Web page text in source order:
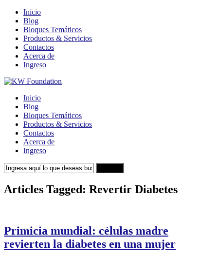
Inicio
Blog
Bloques Temáticos
Productos & Servicios
Contactos
Acerca de
Ingreso
Inicio
Blog
Bloques Temáticos
Productos & Servicios
Contactos
Acerca de
Ingreso
Articles Tagged: Revertir Diabetes
Primicia mundial: células madre
revierten la diabetes en una mujer